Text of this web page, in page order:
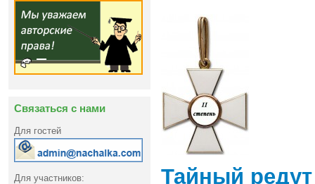
Связаться с нами
Для гостей
Для участников:
Тайный редут